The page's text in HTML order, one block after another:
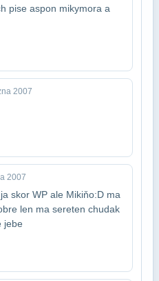
pise aspon miky​mora a
2007
2007
skor WP ale Mikiňo:D ma
len ma sere​ten chudak
jebe